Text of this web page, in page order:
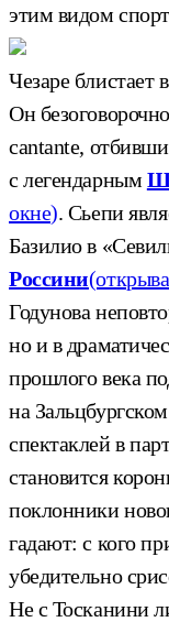
этим видом
Чезаре блистает
Он
cantante,
с легендарным
окне). Сьепи
Базилио в
Россини
Годунова
но и в
прошлого века
на
спектаклей в
становится
поклонники
гадают: с кого
убедительно
Не с Тосканини